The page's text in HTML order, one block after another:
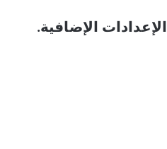
الإعدادات الإضافية.